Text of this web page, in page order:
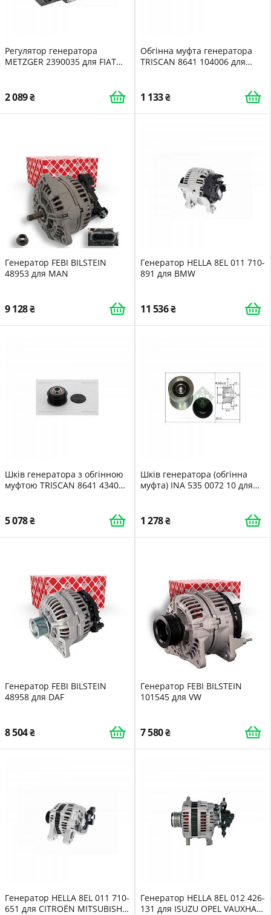
Регулятор генератора
METZGER 2390035 для FIAT
2 089
Обгінна муфта генератора
TRISCAN 8641 104006 для
1 133
Генератор FEBI BILSTEIN
48953 для MAN
9 128
Генератор HELLA 8EL 011 710-
891 для BMW
11 536
Шків генератора з обгінною
муфтою TRISCAN 8641 434007
5 078
Шків генератора (обгінна
муфта) INA 535 0072 10 для
1 278
Генератор FEBI BILSTEIN
48958 для DAF
8 504
Генератор FEBI BILSTEIN
101545 для VW
7 580
Генератор HELLA 8EL 011 710-
651 для CITROËN MITSUBISHI
Генератор HELLA 8EL 012 426-
131 для ISUZU OPEL VAUXHALL